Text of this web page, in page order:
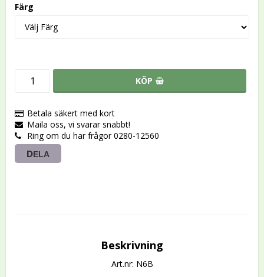
Färg
KÖP
Betala säkert med kort
Maila oss, vi svarar snabbt!
Ring om du har frågor 0280-12560
DELA
Beskrivning
Art.nr: N6B